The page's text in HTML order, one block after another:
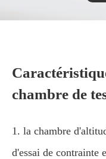
chambre de
1. la chambre
d'essai de contrainte